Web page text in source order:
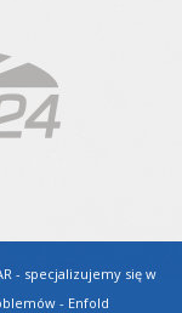
- specjalizujemy się w
- Enfold